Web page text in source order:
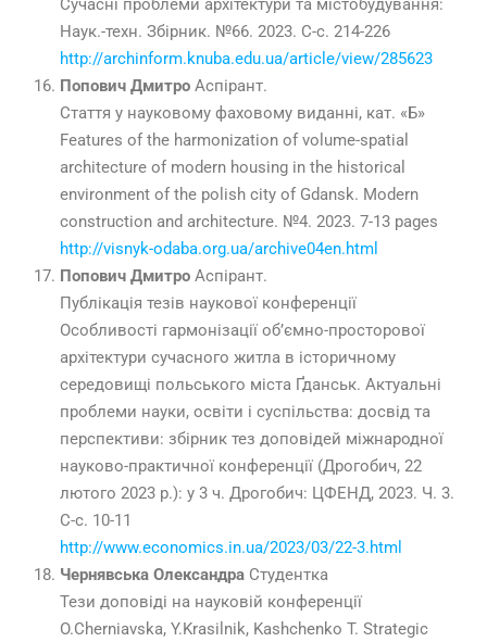
Сучасні проблеми архітектури та містобудування:
Наук.-техн. Збірник. №66. 2023. С-с. 214-226
http://archinform.knuba.edu.ua/article/view/285623
Попович Дмитро Аспірант.
Стаття у науковому фаховому виданні, кат. «Б»
Features of the harmonization of volume-spatial
architecture of modern housing in the historical
environment of the polish city of Gdansk. Modern
construction and architecture. №4. 2023. 7-13 pages
http://visnyk-odaba.org.ua/archive04en.html
Попович Дмитро Аспірант.
Публікація тезів наукової конференції
Особливості гармонізації об’ємно-просторової
архітектури сучасного житла в історичному
середовищі польського міста Ґданськ. Актуальні
проблеми науки, освіти і суспільства: досвід та
перспективи: збірник тез доповідей міжнародної
науково-практичної конференції (Дрогобич, 22
лютого 2023 р.): у 3 ч. Дрогобич: ЦФЕНД, 2023. Ч. 3.
С-с. 10-11
http://www.economics.in.ua/2023/03/22-3.html
Чернявська Олександра Студентка
Тези доповіді на науковій конференції
O.Cherniavska, Y.Krasilnik, Kashchenko T. Strategic